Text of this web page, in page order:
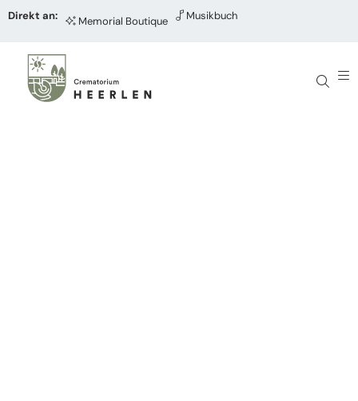
Direkt an: Memorial Boutique Musikbuch